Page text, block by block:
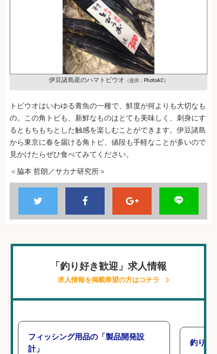
伊豆諸島産のハマトビウオ （提供：PhotoAC）
トビウオはいわゆる青魚の一種で、鮮度が何よりも大切なも
の。この角トビも、新鮮なものはとても美味しく、刺身にす
るともちもちとした触感を楽しむことができます。伊豆諸島
から東京に春を届ける角トビ、値段も手軽なことが多いので
見かけたらぜひ食べてみてください。
＜脇本 哲朗／サカナ研究所＞
「釣り好き歓迎」求人情報
求人情報を掲載希望の方はコチラ
フィッシング用品の「製品開発設
計」
釣り具